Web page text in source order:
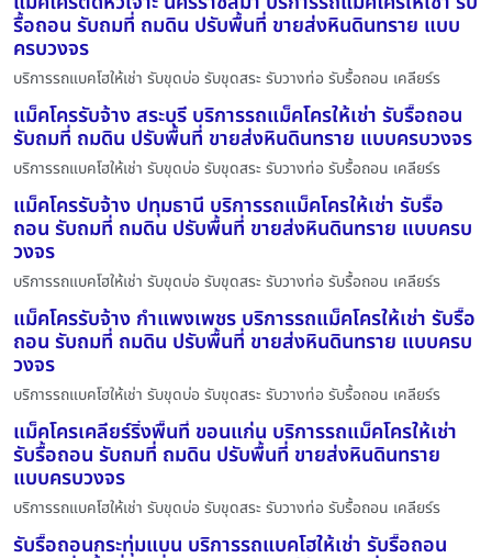
รื้อถอน รับถมที่ ถมดิน ปรับพื้นที่ ขายส่งหินดินทราย แบบ
ครบวงจร
บริการรถแบคโฮให้เช่า รับขุดบ่อ รับขุดสระ รับวางท่อ รับรื้อถอน เคลียร์ร
แม็คโครรับจ้าง สระบุรี บริการรถแม็คโครให้เช่า รับรื้อถอน
รับถมที่ ถมดิน ปรับพื้นที่ ขายส่งหินดินทราย แบบครบวงจร
บริการรถแบคโฮให้เช่า รับขุดบ่อ รับขุดสระ รับวางท่อ รับรื้อถอน เคลียร์ร
แม็คโครรับจ้าง ปทุมธานี บริการรถแม็คโครให้เช่า รับรื้อ
ถอน รับถมที่ ถมดิน ปรับพื้นที่ ขายส่งหินดินทราย แบบครบ
วงจร
บริการรถแบคโฮให้เช่า รับขุดบ่อ รับขุดสระ รับวางท่อ รับรื้อถอน เคลียร์ร
แม็คโครรับจ้าง กำแพงเพชร บริการรถแม็คโครให้เช่า รับรื้อ
ถอน รับถมที่ ถมดิน ปรับพื้นที่ ขายส่งหินดินทราย แบบครบ
วงจร
บริการรถแบคโฮให้เช่า รับขุดบ่อ รับขุดสระ รับวางท่อ รับรื้อถอน เคลียร์ร
แม็คโครเคลียร์ริ่งพื้นที่ ขอนแก่น บริการรถแม็คโครให้เช่า
รับรื้อถอน รับถมที่ ถมดิน ปรับพื้นที่ ขายส่งหินดินทราย
แบบครบวงจร
บริการรถแบคโฮให้เช่า รับขุดบ่อ รับขุดสระ รับวางท่อ รับรื้อถอน เคลียร์ร
รับรื้อถอนกระทุ่มแบน บริการรถแบคโฮให้เช่า รับรื้อถอน